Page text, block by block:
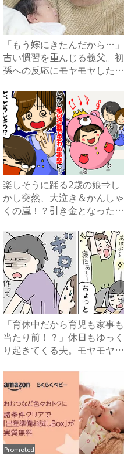
「もう嫁にきたんだから…」
古い慣習を重んじる義父。初
孫への反応にモヤモヤした体
楽しそうに踊る2歳の娘⇒し
かし突然、大泣き＆かんしゃ
くの嵐！？引き金となった出
「育休中だから育児も家事も
当たり前！？」休日もゆっく
り起きてくる夫。モヤモヤが
Promoted